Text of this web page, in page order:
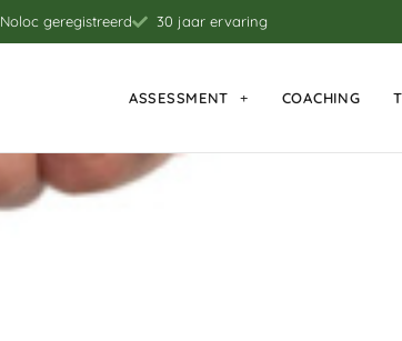
Noloc geregistreerd 30 jaar ervaring
ASSESSMENT COACHING